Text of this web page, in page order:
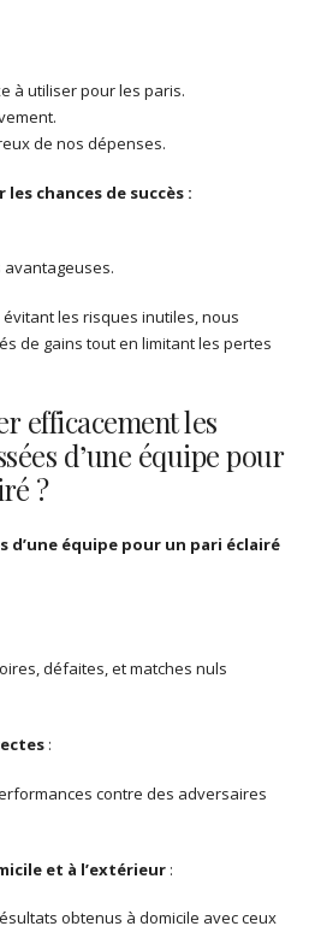
à utiliser pour les paris.
de nos dépenses.
chances de succès :
avantageuses.
évitant les risques inutiles, nous
de gains tout en limitant les pertes
efficacement les
d’une équipe pour
?
d’une équipe pour un pari éclairé
défaites, et matches nuls
:
contre des adversaires
et à l’extérieur :
obtenus à domicile avec ceux